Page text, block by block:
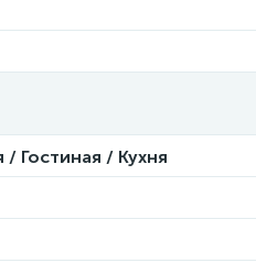
/ Гостиная / Кухня